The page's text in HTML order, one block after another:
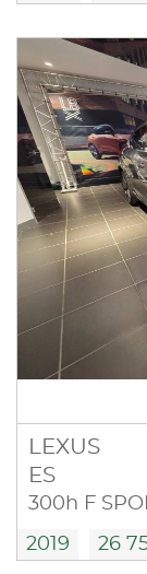
LEXUS
ES
300h F
2019 26